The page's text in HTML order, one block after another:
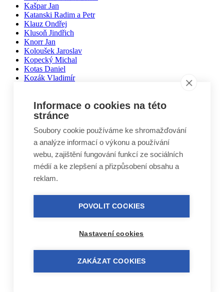
Kašpar Jan
Katanski Radim a Petr
Klauz Ondřej
Klusoň Jindřich
Knorr Jan
Koloušek Jaroslav
Kopecký Michal
Kotas Daniel
Kozák Vladimír
Krejčí Vladimír
Kubíčková Edita
Kuželovi Zbyněk, Martin, Vojtěch
Lebduška Martin
Lesák Jiří
Lukáš Miloslav
Macháček Jiří
Máca Karel
Matal Oldřich
Mikuláštíková Petra
Mikyska Jan
Informace o cookies na této
stránce
Soubory cookie používáme ke shromažďování
a analýze informací o výkonu a používání
webu, zajištění fungování funkcí ze sociálních
médií a ke zlepšení a přizpůsobení obsahu a
reklam.
POVOLIT COOKIES
Nastavení cookies
ZAKÁZAT COOKIES